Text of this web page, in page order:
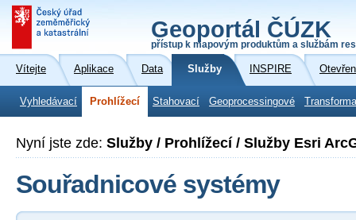
Geoportál ČÚZK
přístup k mapovým produktům a službám
Vítejte Aplikace Data Služby INSPIRE
Vyhledávací Prohlížecí Stahovací Geoprocessingové
Nyní jste zde: Služby / Prohlížecí / Služby Esri
Souřadnicové systémy